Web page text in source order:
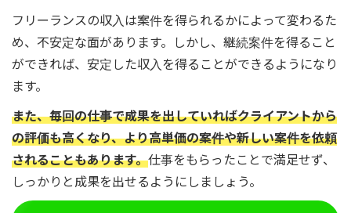
フリーランスの収入は案件を得られるかによって変わるた
め、不安定な面があります。しかし、継続案件を得ること
ができれば、安定した収入を得ることができるようになり
ます。
また、毎回の仕事で成果を出していればクライアントから
の評価も高くなり、より高単価の案件や新しい案件を依頼
されることもあります。仕事をもらったことで満足せず、
しっかりと成果を出せるようにしましょう。